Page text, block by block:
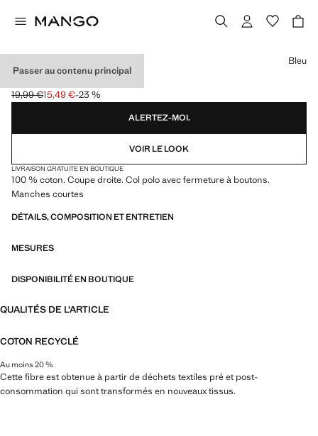
Passer au contenu principal
POLO COTON PIQUÉ
Prix initial barré [19,99 € ]
19,99 €
Prix actuel [15,49 € ]
15,49 €-23 %
Choisissez une couleur
Bleu
ALERTEZ-MOI.
VOIR LE LOOK
LIVRAISON GRATUITE EN BOUTIQUE
100 % coton. Coupe droite. Col polo avec fermeture à boutons.
Manches courtes
DÉTAILS, COMPOSITION ET ENTRETIEN
MESURES
DISPONIBILITÉ EN BOUTIQUE
QUALITÉS DE L'ARTICLE
COTON RECYCLÉ
Au moins 20 %
Cette fibre est obtenue à partir de déchets textiles pré et post-
consommation qui sont transformés en nouveaux tissus.